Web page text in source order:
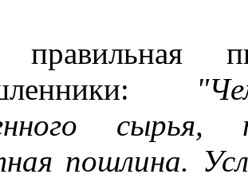
пошлина.